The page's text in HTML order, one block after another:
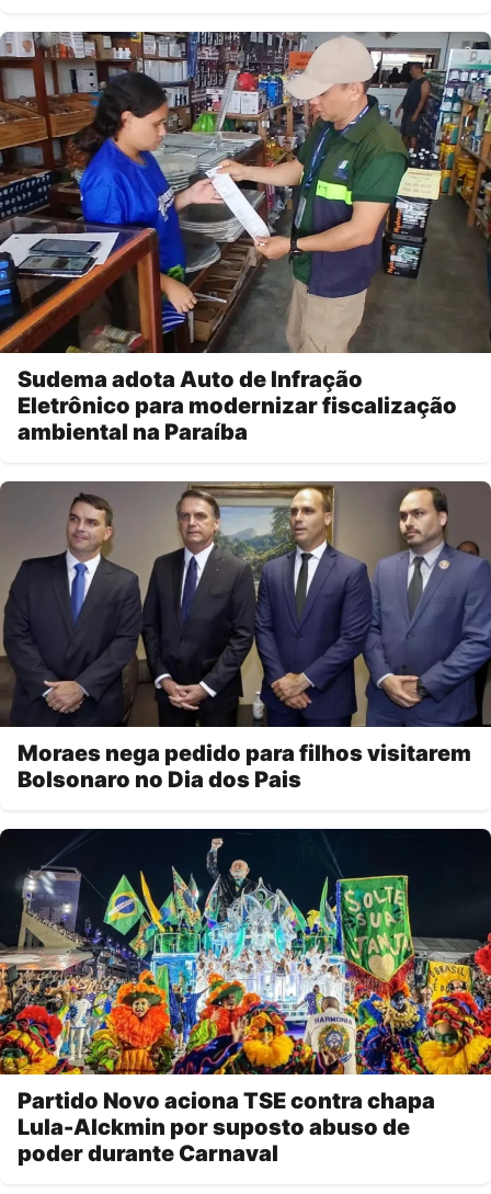
Sudema adota Auto de Infração
Eletrônico para modernizar fiscalização
ambiental na Paraíba
Moraes nega pedido para filhos visitarem
Bolsonaro no Dia dos Pais
Partido Novo aciona TSE contra chapa
Lula-Alckmin por suposto abuso de
poder durante Carnaval